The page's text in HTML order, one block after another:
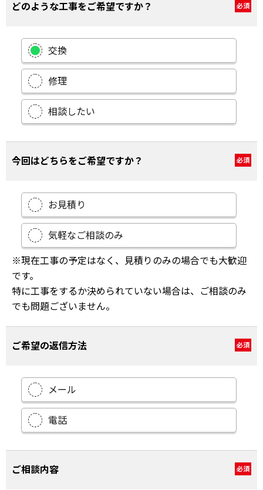
どのような工事をご希望ですか？ 必須
交換
修理
相談したい
今回はどちらをご希望ですか？ 必須
お見積り
気軽なご相談のみ
※現在工事の予定はなく、見積りのみの場合でも大歓迎
です。
特に工事をするか決められていない場合は、ご相談のみ
でも問題ございません。
ご希望の返信方法 必須
メール
電話
ご相談内容 必須